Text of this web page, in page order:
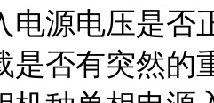
源电压是否
否有突然的